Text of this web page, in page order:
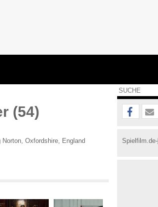
(54)
Oxfordshire, England
Spielfilm.de-